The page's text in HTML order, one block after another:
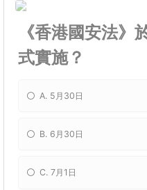
《香港國安法
式實施？
A. 5月30日
B. 6月30日
C. 7月1日